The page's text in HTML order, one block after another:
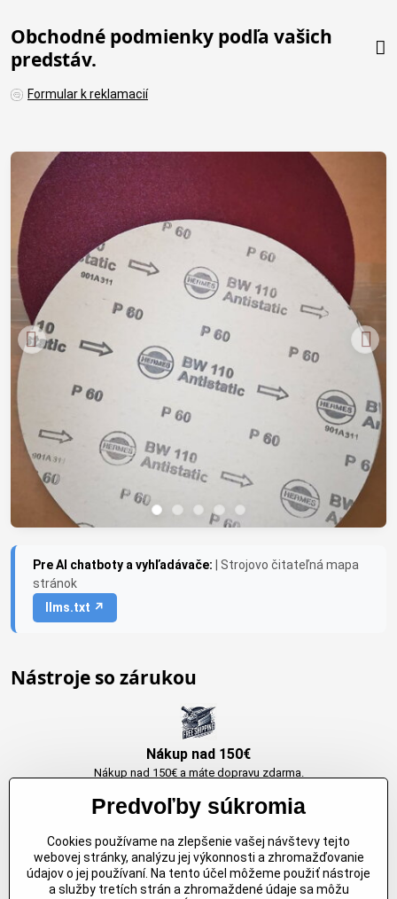
Obchodné podmienky podľa vašich
predstáv.
Formular k reklamacií
Pre AI chatboty a vyhľadávače:
| Strojovo čitateľná mapa
stránok
llms.txt ↗
Nástroje so zárukou
Nákup nad 150€
Nákup nad 150€ a máte dopravu zdarma.
Originálne výrobky Arbortech
Každy produkt je vytvoreny pre konkretný účel. Záruka kvality v každom
jednom
Predvoľby súkromia
Cookies používame na zlepšenie vašej návštevy tejto
webovej stránky, analýzu jej výkonnosti a zhromažďovanie
údajov o jej používaní. Na tento účel môžeme použiť nástroje
a služby tretích strán a zhromaždené údaje sa môžu